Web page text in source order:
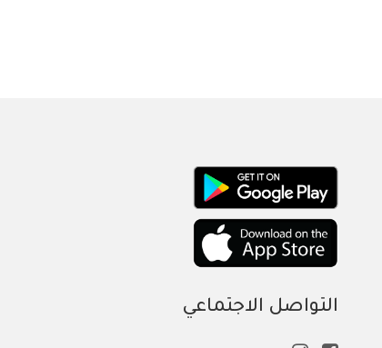
التواصل الاجتماعي